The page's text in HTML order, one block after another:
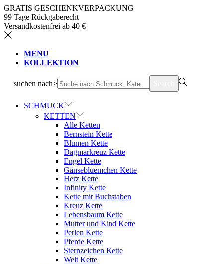
GRATIS GESCHENKVERPACKUNG
99 Tage Rückgaberecht
Versandkostenfrei ab 40 €
MENU
KOLLEKTION
suchen nach>
SCHMUCK
KETTEN
Alle Ketten
Bernstein Kette
Blumen Kette
Dagmarkreuz Kette
Engel Kette
Gänsebluemchen Kette
Herz Kette
Infinity Kette
Kette mit Buchstaben
Kreuz Kette
Lebensbaum Kette
Mutter und Kind Kette
Perlen Kette
Pferde Kette
Sternzeichen Kette
Welt Kette